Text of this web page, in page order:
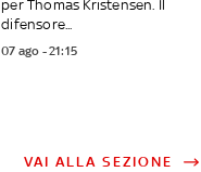
per Thomas Kristensen. Il
difensore...
07 ago - 21:15
VAI ALLA SEZIONE